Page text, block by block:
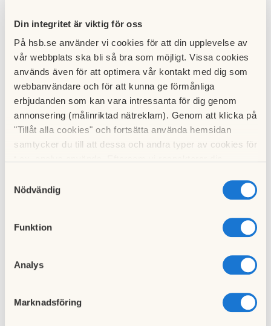
Din integritet är viktig för oss
På hsb.se använder vi cookies för att din upplevelse av
vår webbplats ska bli så bra som möjligt. Vissa cookies
används även för att optimera vår kontakt med dig som
webbanvändare och för att kunna ge förmånliga
erbjudanden som kan vara intressanta för dig genom
annonsering (målinriktad nätreklam). Genom att klicka på
"Tillåt alla cookies" och fortsätta använda hemsidan
samtycker du till att dessa och andra typer av cookies för
cookies och välja att endast tillåta ett urval.
Nödvändig
Funktion
Analys
Marknadsföring
Läs mer om parkering och garageplatser
Läs mer om föreningen och läs olika tidigare publicerade
Till nyhetslistan